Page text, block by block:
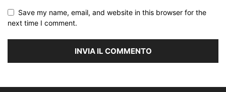
Save my name, email, and website in this browser for the
next time I comment.